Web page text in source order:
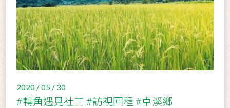
2020 / 05 / 30
#轉角遇見社工 #訪視回程 #卓溪鄉